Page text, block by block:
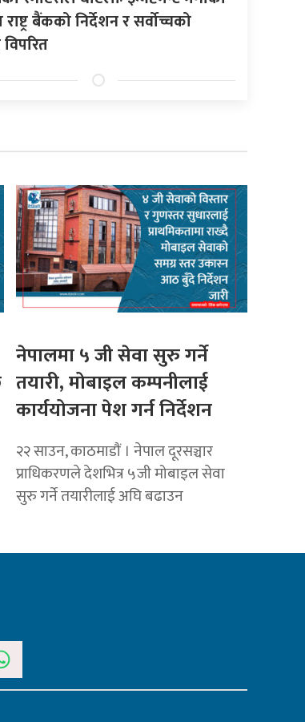
बैंकको निर्देशन र सर्वोच्चको
नेपालमा ५ जी सेवा सुरु गर्ने
तयारी, मोबाइल कम्पनीलाई
कार्ययोजना पेश गर्न निर्देशन
२२ साउन, काठमाडाैं । नेपाल दूरसञ्चार
प्राधिकरणले देशभित्र ५जी मोबाइल सेवा
सुरु गर्ने तयारीलाई अघि बढाउन